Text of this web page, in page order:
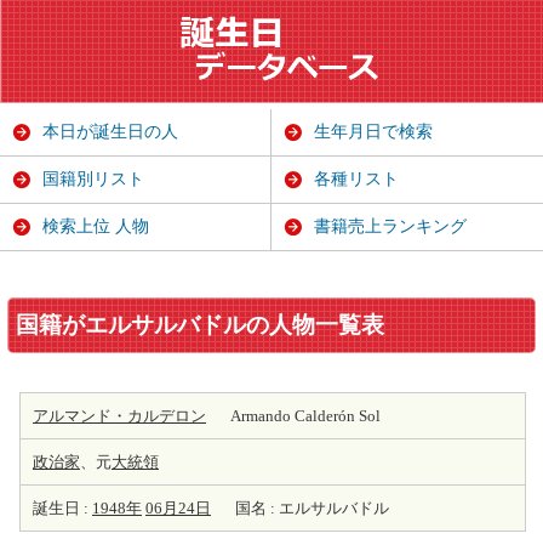
国籍がエルサルバドルの人物一覧表
アルマンド・カルデロン Armando Calderón Sol
政治家、元大統領
誕生日 : 1948年 06月24日 国名 : エルサルバドル
本日が誕生日の人 生年月日で検索
国籍別リスト 各種リスト
検索上位 人物 書籍売上ランキング